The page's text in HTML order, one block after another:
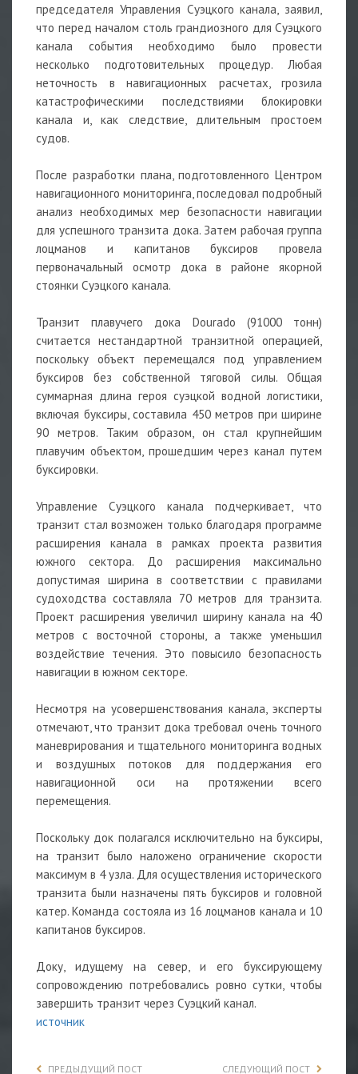
председателя Управления Суэцкого канала, заявил,
что перед началом столь грандиозного для Суэцкого
канала события необходимо было провести
несколько подготовительных процедур. Любая
неточность в навигационных расчетах, грозила
катастрофическими последствиями блокировки
канала и, как следствие, длительным простоем
судов.
После разработки плана, подготовленного Центром
навигационного мониторинга, последовал подробный
анализ необходимых мер безопасности навигации
для успешного транзита дока. Затем рабочая группа
лоцманов и капитанов буксиров провела
первоначальный осмотр дока в районе якорной
стоянки Суэцкого канала.
Транзит плавучего дока Dourado (91000 тонн)
считается нестандартной транзитной операцией,
поскольку объект перемещался под управлением
буксиров без собственной тяговой силы. Общая
суммарная длина героя суэцкой водной логистики,
включая буксиры, составила 450 метров при ширине
90 метров. Таким образом, он стал крупнейшим
плавучим объектом, прошедшим через канал путем
буксировки.
Управление Суэцкого канала подчеркивает, что
транзит стал возможен только благодаря программе
расширения канала в рамках проекта развития
южного сектора. До расширения максимально
допустимая ширина в соответствии с правилами
судоходства составляла 70 метров для транзита.
Проект расширения увеличил ширину канала на 40
метров с восточной стороны, а также уменьшил
воздействие течения. Это повысило безопасность
навигации в южном секторе.
Несмотря на усовершенствования канала, эксперты
отмечают, что транзит дока требовал очень точного
маневрирования и тщательного мониторинга водных
и воздушных потоков для поддержания его
навигационной оси на протяжении всего
перемещения.
Поскольку док полагался исключительно на буксиры,
на транзит было наложено ограничение скорости
максимум в 4 узла. Для осуществления исторического
транзита были назначены пять буксиров и головной
катер. Команда состояла из 16 лоцманов канала и 10
капитанов буксиров.
Доку, идущему на север, и его буксирующему
сопровождению потребовались ровно сутки, чтобы
завершить транзит через Суэцкий канал.
источник
ПРЕДЫДУЩИЙ ПОСТ СЛЕДУЮЩИЙ ПОСТ